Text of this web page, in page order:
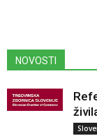
NOVOSTI